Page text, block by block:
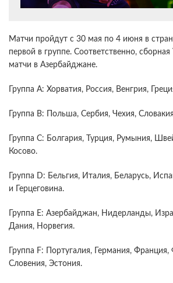
Матчи пройдут с 30 мая по 4 июня в
первой в группе. Соответственно,
матчи в Азербайджане.
Группа A: Хорватия, Россия, Венгрия,
Группа B: Польша, Сербия, Чехия,
Группа C: Болгария, Турция, Румыния,
Косово.
Группа D: Бельгия, Италия, Беларусь,
и Герцеговина.
Группа E: Азербайджан, Нидерланды,
Дания, Норвегия.
Группа F: Португалия, Германия,
Словения, Эстония.